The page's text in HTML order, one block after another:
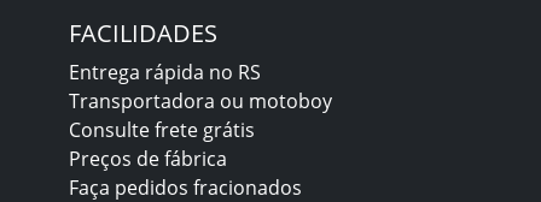
FACILIDADES
Entrega rápida no RS
Transportadora ou motoboy
Consulte frete grátis
Preços de fábrica
Faça pedidos fracionados